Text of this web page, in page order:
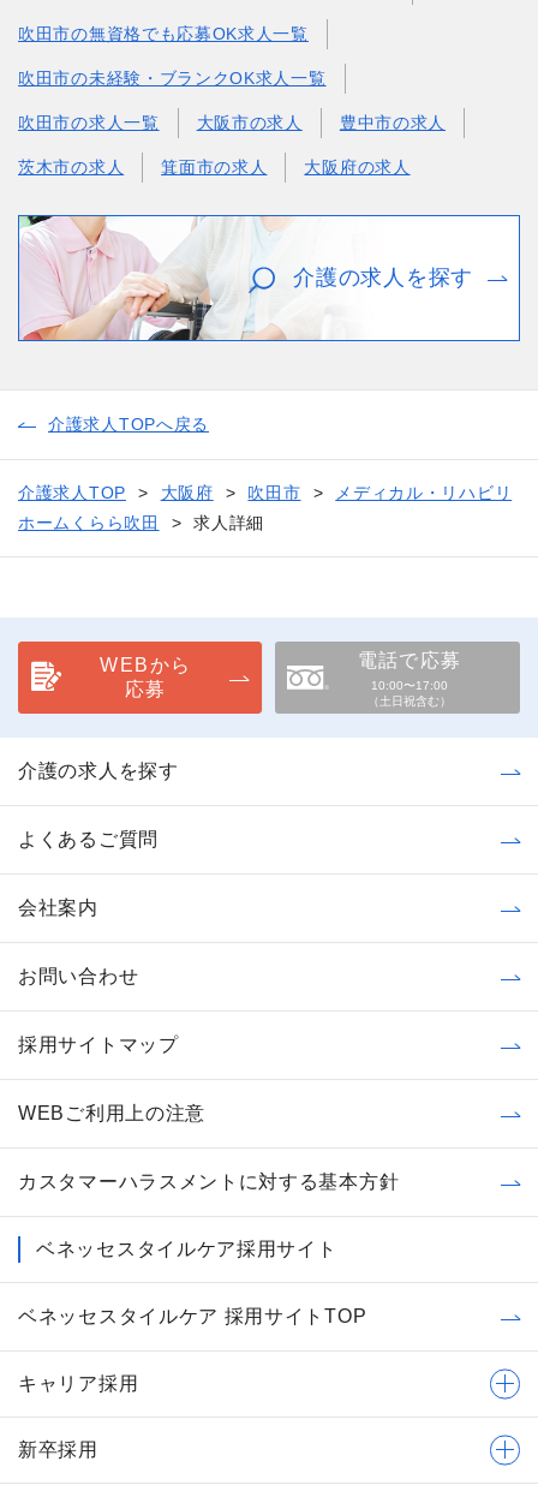
吹田市の無資格でも応募OK求人一覧
吹田市の未経験・ブランクOK求人一覧
吹田市の求人一覧 大阪市の求人 豊中市の求人
茨木市の求人 箕面市の求人 大阪府の求人
介護の求人を探す
介護求人TOPへ戻る
介護求人TOP 大阪府 吹田市
メディカル・リハビリ
ホームくらら吹田
求人詳細
WEBから
応募
電話で応募
10:00〜17:00
（土日祝含む）
介護の求人を探す
よくあるご質問
会社案内
お問い合わせ
採用サイトマップ
WEBご利用上の注意
カスタマーハラスメントに対する基本方針
ベネッセスタイルケア採用サイト
ベネッセスタイルケア 採用サイトTOP
キャリア採用
新卒採用